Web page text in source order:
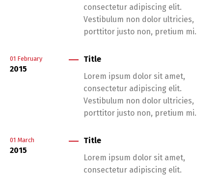
consectetur adipiscing elit.
Vestibulum non dolor ultricies,
porttitor justo non, pretium mi.
01 February
2015
Title
Lorem ipsum dolor sit amet,
consectetur adipiscing elit.
Vestibulum non dolor ultricies,
porttitor justo non, pretium mi.
01 March
2015
Title
Lorem ipsum dolor sit amet,
consectetur adipiscing elit.